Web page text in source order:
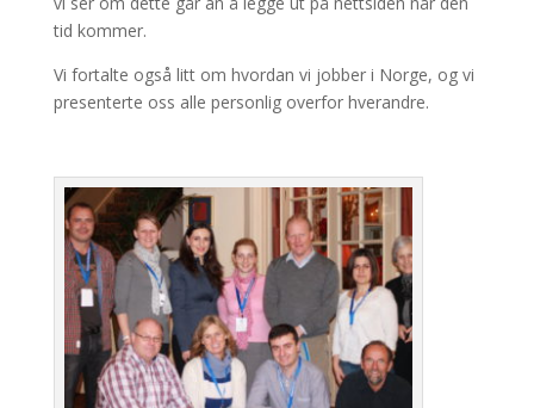
tid kommer.
Vi fortalte også litt om hvordan vi jobber i Norge, og vi
presenterte oss alle personlig overfor hverandre.